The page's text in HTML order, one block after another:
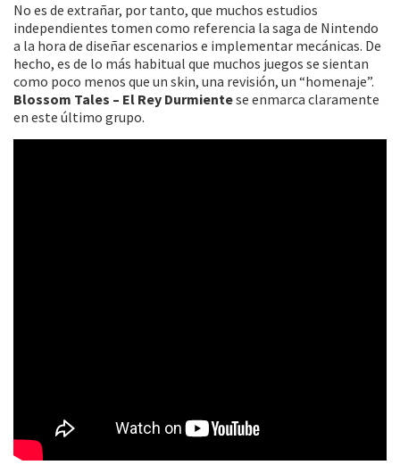
No es de extrañar, por tanto, que muchos estudios
independientes tomen como referencia la saga de Nintendo
a la hora de diseñar escenarios e implementar mecánicas. De
hecho, es de lo más habitual que muchos juegos se sientan
como poco menos que un skin, una revisión, un “homenaje”.
Blossom Tales – El Rey Durmientese enmarca claramente
en este último grupo.